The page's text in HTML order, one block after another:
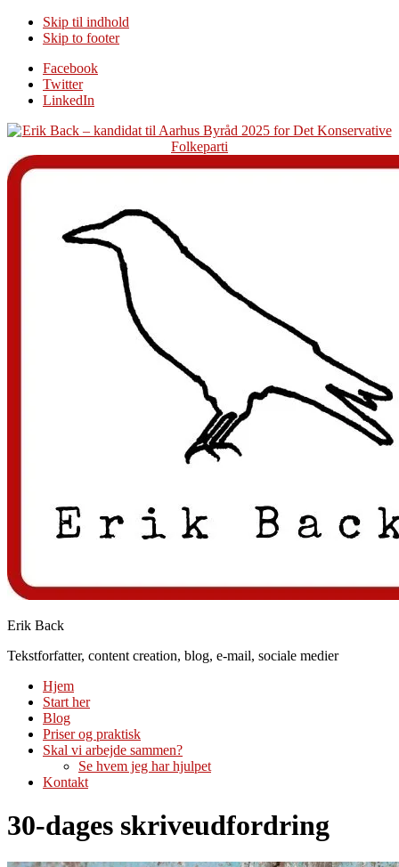
Skip til indhold
Skip to footer
Additional
menu
Facebook
Twitter
LinkedIn
Erik Back
Tekstforfatter, content creation, blog, e-mail, sociale medier
Hjem
Start her
Blog
Priser og praktisk
Skal vi arbejde sammen?
Se hvem jeg har hjulpet
Kontakt
30-dages skriveudfordring